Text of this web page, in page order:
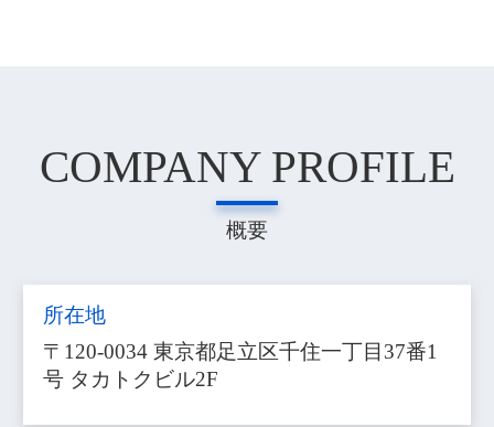
COMPANY PROFILE
概要
所在地
〒120-0034 東京都足立区千住一丁目37番1
号 タカトクビル2F